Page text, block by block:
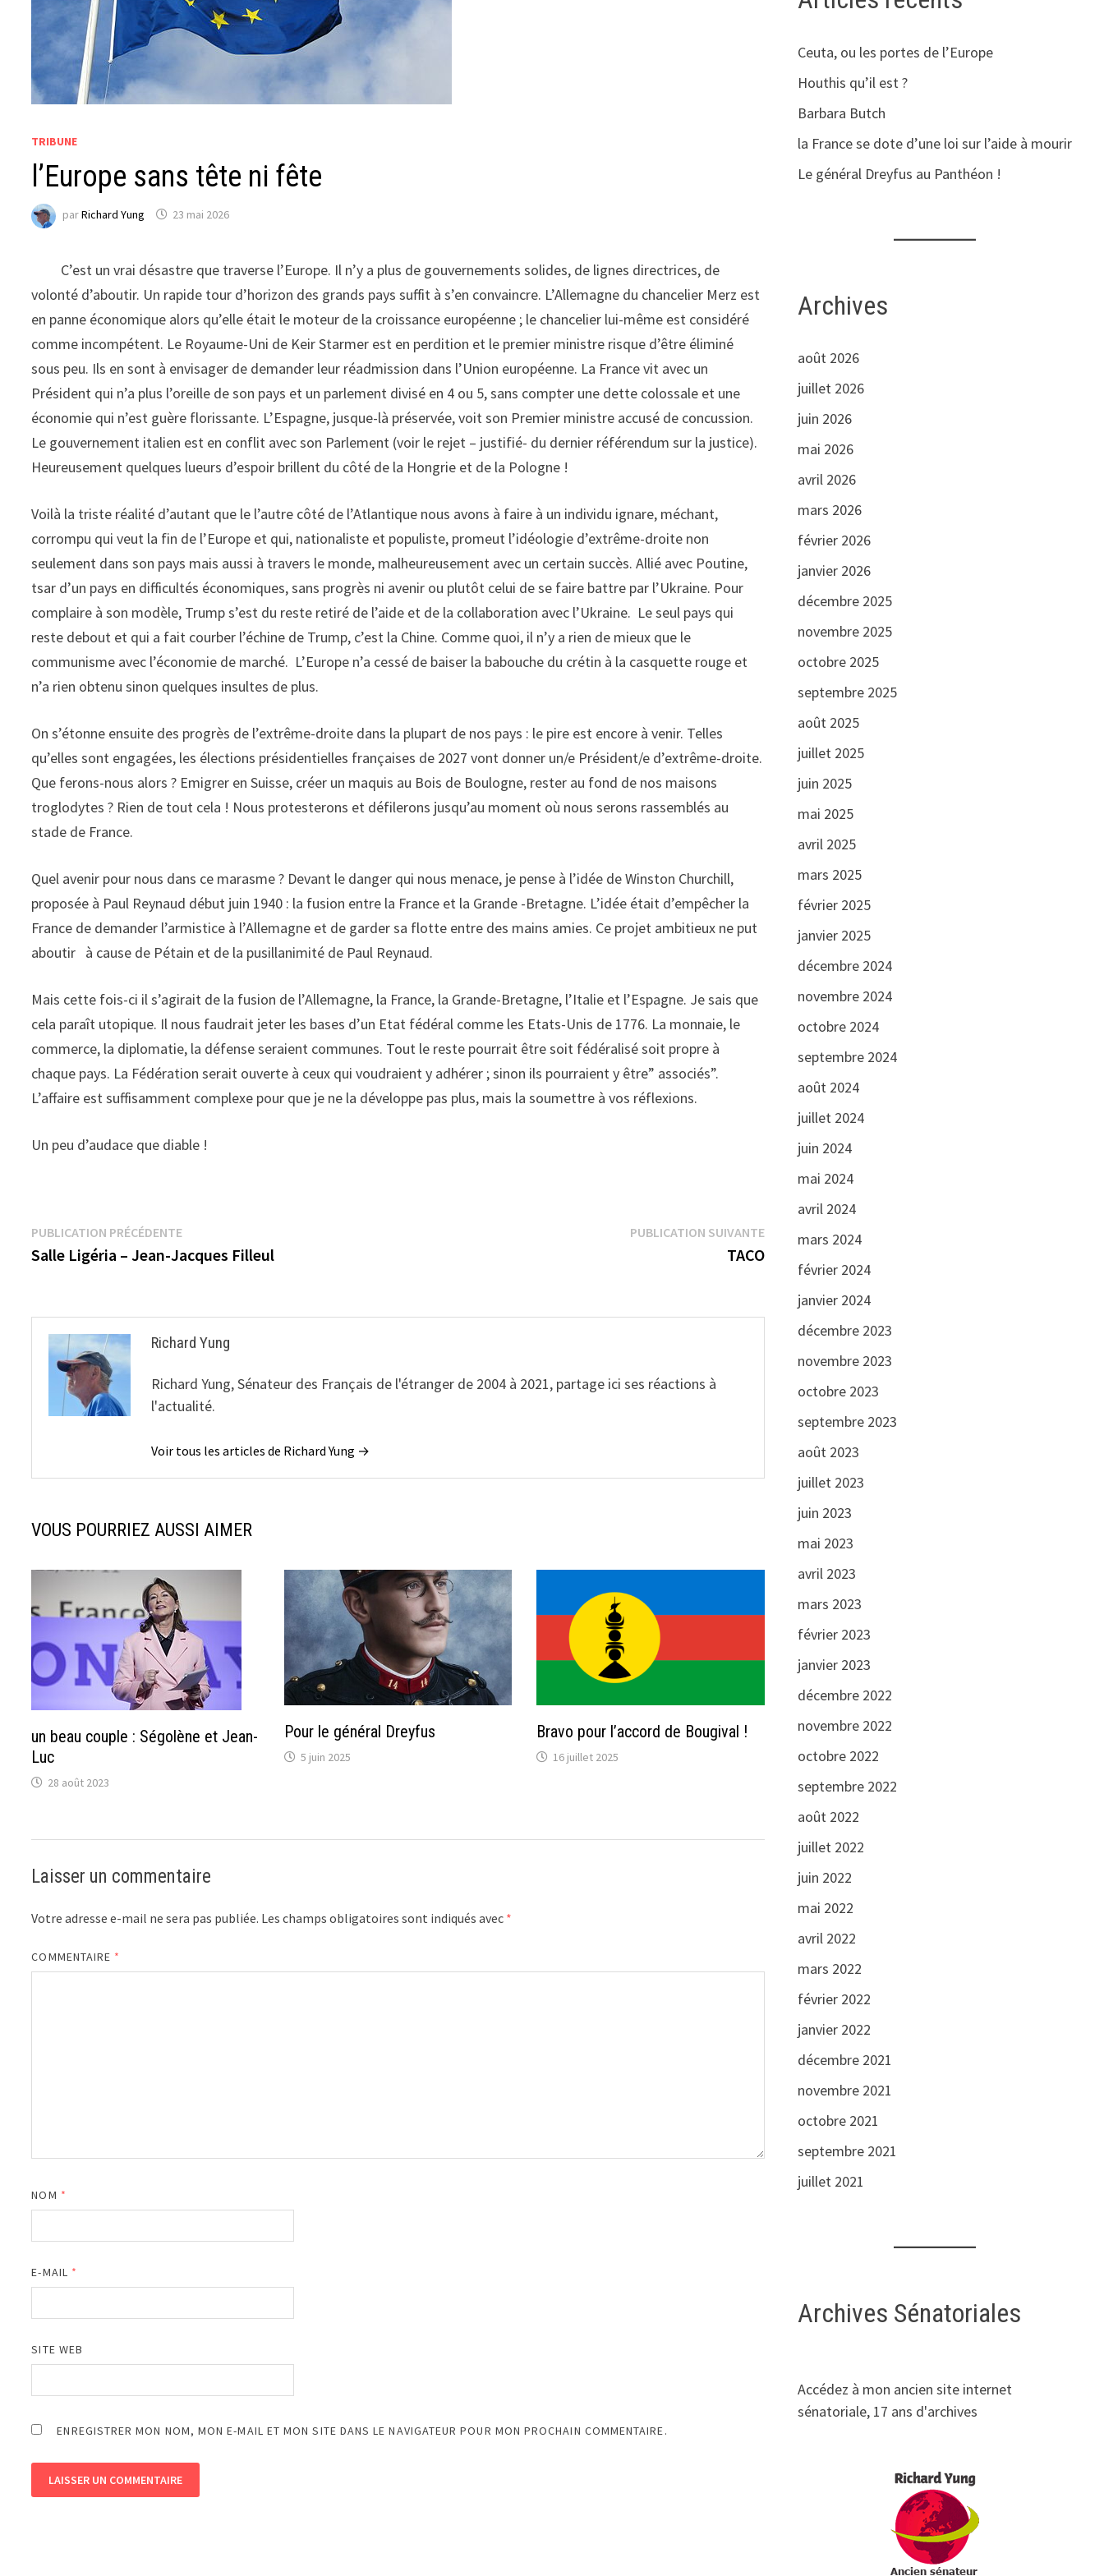
TRIBUNE
l’Europe sans tête ni fête
parRichard Yung 23 mai 2026
C’est un vrai désastre que traverse l’Europe. Il n’y a plus de gouvernements solides, de lignes directrices, de
volonté d’aboutir. Un rapide tour d’horizon des grands pays suffit à s’en convaincre. L’Allemagne du chancelier Merz est
en panne économique alors qu’elle était le moteur de la croissance européenne ; le chancelier lui-même est considéré
comme incompétent. Le Royaume-Uni de Keir Starmer est en perdition et le premier ministre risque d’être éliminé
sous peu. Ils en sont à envisager de demander leur réadmission dans l’Union européenne. La France vit avec un
Président qui n’a plus l’oreille de son pays et un parlement divisé en 4 ou 5, sans compter une dette colossale et une
économie qui n’est guère florissante. L’Espagne, jusque-là préservée, voit son Premier ministre accusé de concussion.
Le gouvernement italien est en conflit avec son Parlement (voir le rejet – justifié- du dernier référendum sur la justice).
Heureusement quelques lueurs d’espoir brillent du côté de la Hongrie et de la Pologne !
Voilà la triste réalité d’autant que le l’autre côté de l’Atlantique nous avons à faire à un individu ignare, méchant,
corrompu qui veut la fin de l’Europe et qui, nationaliste et populiste, promeut l’idéologie d’extrême-droite non
seulement dans son pays mais aussi à travers le monde, malheureusement avec un certain succès. Allié avec Poutine,
tsar d’un pays en difficultés économiques, sans progrès ni avenir ou plutôt celui de se faire battre par l’Ukraine. Pour
complaire à son modèle, Trump s’est du reste retiré de l’aide et de la collaboration avec l’Ukraine. Le seul pays qui
reste debout et qui a fait courber l’échine de Trump, c’est la Chine. Comme quoi, il n’y a rien de mieux que le
communisme avec l’économie de marché. L’Europe n’a cessé de baiser la babouche du crétin à la casquette rouge et
n’a rien obtenu sinon quelques insultes de plus.
On s’étonne ensuite des progrès de l’extrême-droite dans la plupart de nos pays : le pire est encore à venir. Telles
qu’elles sont engagées, les élections présidentielles françaises de 2027 vont donner un/e Président/e d’extrême-droite.
Que ferons-nous alors ? Emigrer en Suisse, créer un maquis au Bois de Boulogne, rester au fond de nos maisons
troglodytes ? Rien de tout cela ! Nous protesterons et défilerons jusqu’au moment où nous serons rassemblés au
stade de France.
Quel avenir pour nous dans ce marasme ? Devant le danger qui nous menace, je pense à l’idée de Winston Churchill,
proposée à Paul Reynaud début juin 1940 : la fusion entre la France et la Grande -Bretagne. L’idée était d’empêcher la
France de demander l’armistice à l’Allemagne et de garder sa flotte entre des mains amies. Ce projet ambitieux ne put
aboutir à cause de Pétain et de la pusillanimité de Paul Reynaud.
Mais cette fois-ci il s’agirait de la fusion de l’Allemagne, la France, la Grande-Bretagne, l’Italie et l’Espagne. Je sais que
cela paraît utopique. Il nous faudrait jeter les bases d’un Etat fédéral comme les Etats-Unis de 1776. La monnaie, le
commerce, la diplomatie, la défense seraient communes. Tout le reste pourrait être soit fédéralisé soit propre à
chaque pays. La Fédération serait ouverte à ceux qui voudraient y adhérer ; sinon ils pourraient y être” associés”.
L’affaire est suffisamment complexe pour que je ne la développe pas plus, mais la soumettre à vos réflexions.
Un peu d’audace que diable !
Navigation
de
PUBLICATION PRÉCÉDENTEPublication
précédente :
Salle Ligéria – Jean-Jacques Filleul
PUBLICATION SUIVANTEPublication
suivante :
TACO
Richard Yung
Richard Yung, Sénateur des Français de l'étranger de 2004 à 2021, partage ici ses réactions à
l'actualité.
Voir tous les articles de Richard Yung →
VOUS POURRIEZ AUSSI AIMER
un beau couple : Ségolène et Jean-
Luc
28 août 2023
Pour le général Dreyfus
5 juin 2025
Bravo pour l’accord de Bougival !
16 juillet 2025
Laisser un commentaire
Votre adresse e-mail ne sera pas publiée. Les champs obligatoires sont indiqués avec *
COMMENTAIRE *
NOM *
E-MAIL *
SITE WEB
ENREGISTRER MON NOM, MON E-MAIL ET MON SITE DANS LE NAVIGATEUR POUR MON PROCHAIN COMMENTAIRE.
Ceuta, ou les portes de l’Europe
Houthis qu’il est ?
Barbara Butch
la France se dote d’une loi sur l’aide à mourir
Le général Dreyfus au Panthéon !
Archives
août 2026
juillet 2026
juin 2026
mai 2026
avril 2026
mars 2026
février 2026
janvier 2026
décembre 2025
novembre 2025
octobre 2025
septembre 2025
août 2025
juillet 2025
juin 2025
mai 2025
avril 2025
mars 2025
février 2025
janvier 2025
décembre 2024
novembre 2024
octobre 2024
septembre 2024
août 2024
juillet 2024
juin 2024
mai 2024
avril 2024
mars 2024
février 2024
janvier 2024
décembre 2023
novembre 2023
octobre 2023
septembre 2023
août 2023
juillet 2023
juin 2023
mai 2023
avril 2023
mars 2023
février 2023
janvier 2023
décembre 2022
novembre 2022
octobre 2022
septembre 2022
août 2022
juillet 2022
juin 2022
mai 2022
avril 2022
mars 2022
février 2022
janvier 2022
décembre 2021
novembre 2021
octobre 2021
septembre 2021
juillet 2021
Archives Sénatoriales
Accédez à mon ancien site internet
sénatoriale, 17 ans d'archives